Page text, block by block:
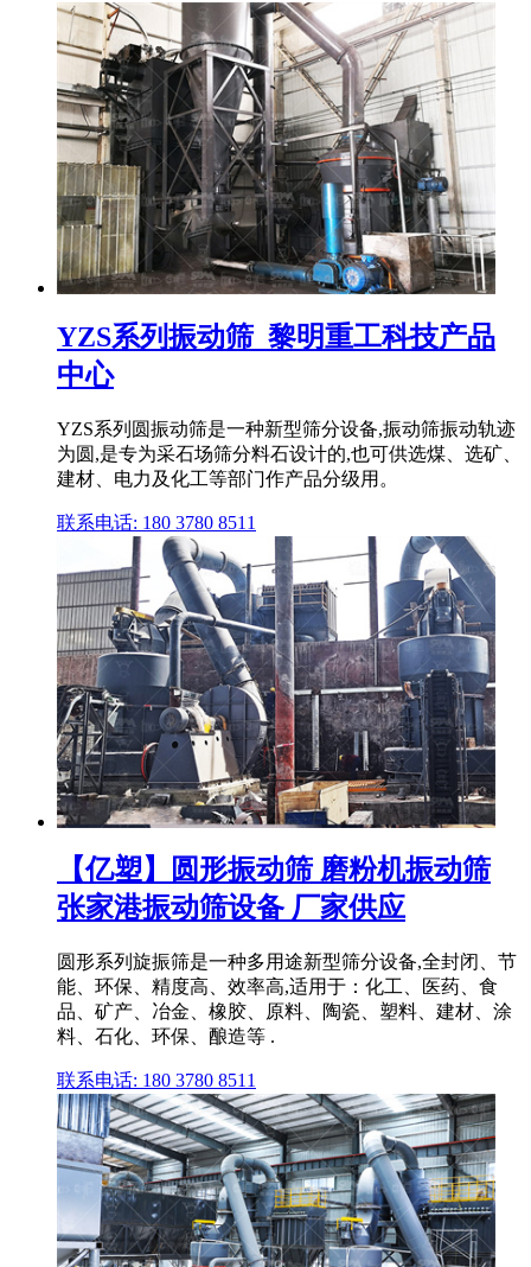
YZS系列振动筛_黎明重工科技产品
中心
YZS系列圆振动筛是一种新型筛分设备,振动筛振动轨迹
为圆,是专为采石场筛分料石设计的,也可供选煤、选矿、
建材、电力及化工等部门作产品分级用。
联系电话: 180 3780 8511
【亿塑】圆形振动筛 磨粉机振动筛
张家港振动筛设备 厂家供应
圆形系列旋振筛是一种多用途新型筛分设备,全封闭、节
能、环保、精度高、效率高,适用于：化工、医药、食
品、矿产、冶金、橡胶、原料、陶瓷、塑料、建材、涂
料、石化、环保、酿造等 .
联系电话: 180 3780 8511